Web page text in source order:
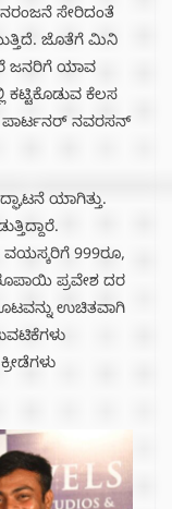
ಸೇರಿದಂತೆ
ಜೊತೆಗೆ ಮಿನಿ
ಜನರಿಗೆ ಯಾವ
ಕಟ್ಟಿಕೊಡುವ ಕೆಲಸ
ನವರಸನ್
ಯಾಗಿತ್ತು.
ವಯಸ್ಕರಿಗೆ 999ರೂ,
ಪ್ರವೇಶ ದರ
ಉಚಿತವಾಗಿ